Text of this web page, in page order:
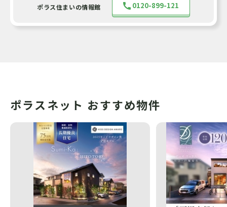
ポラス住まいの情報館 0120-899-121
ポラスネット おすすめ物件